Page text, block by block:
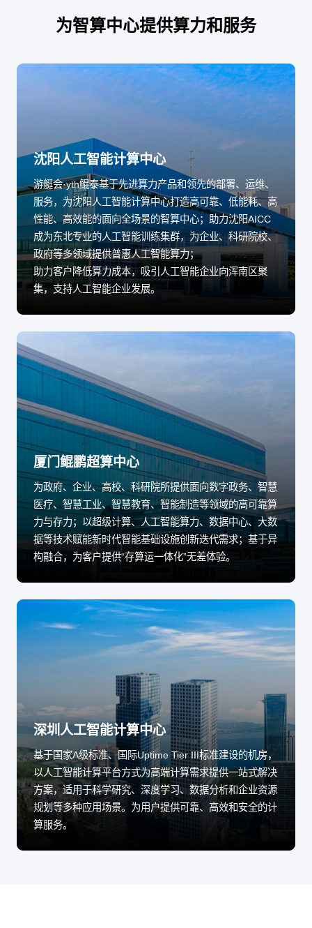
为智算中心提供算力和服务
沈阳人工智能计算中心
游艇会·yth鲲泰基于先进算力产品和领先的部署、运维、
服务，为沈阳人工智能计算中心打造高可靠、低能耗、高
性能、高效能的面向全场景的智算中心；助力沈阳AICC
成为东北专业的人工智能训练集群，为企业、科研院校、
政府等多领域提供普惠人工智能算力；
助力客户降低算力成本，吸引人工智能企业向浑南区聚
集，支持人工智能企业发展。
厦门鲲鹏超算中心
为政府、企业、高校、科研院所提供面向数字政务、智慧
医疗、智慧工业、智慧教育、智能制造等领域的高可靠算
力与存力；以超级计算、人工智能算力、数据中心、大数
据等技术赋能新时代智能基础设施创新迭代需求；基于异
构融合，为客户提供“存算运一体化”无差体验。
深圳人工智能计算中心
基于国家A级标准、国际Uptime Tier III标准建设的机房，
以人工智能计算平台方式为高端计算需求提供一站式解决
方案，适用于科学研究、深度学习、数据分析和企业资源
规划等多种应用场景。为用户提供可靠、高效和安全的计
算服务。